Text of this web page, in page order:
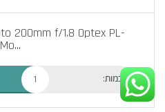
200mm f/1.8 Optex PL-
Mo...
כמות: